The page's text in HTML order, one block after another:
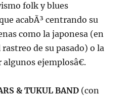
folk y blues
acabÃ³ centrando su
como la japonesa (en
de su pasado) o la
ejemplosâ€.
& TUKUL BAND (con